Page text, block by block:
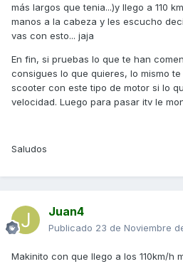
más largos que tenia...)y llego a 110
manos a la cabeza y les escucho
vas con esto... jaja
En fin, si pruebas lo que te han
consigues lo que quieres, lo mismo
scooter con este tipo de motor si lo
velocidad. Luego para pasar itv le
Saludos
Juan4
Publicado 23 de Noviembre
Makinito con que llego a los 110km/h